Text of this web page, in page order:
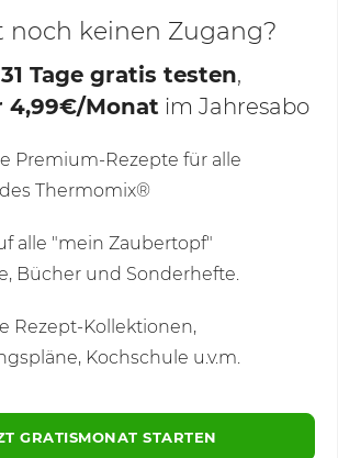
noch keinen Zugang?
31 Tage gratis testen,
4,99€/Monat im Jahresabo
Premium-Rezepte für alle
Thermomix®
alle "mein Zaubertopf"
Bücher und Sonderhefte.
Rezept-Kollektionen,
Kochschule u.v.m.
GRATISMONAT STARTEN
(80)